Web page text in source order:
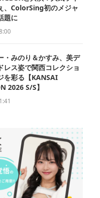
、ColorSing初のメジャ
題に
・みのり＆かすみ、美デ
レス姿で関西コレクショ
を彩る【KANSAI
2026 S/S】